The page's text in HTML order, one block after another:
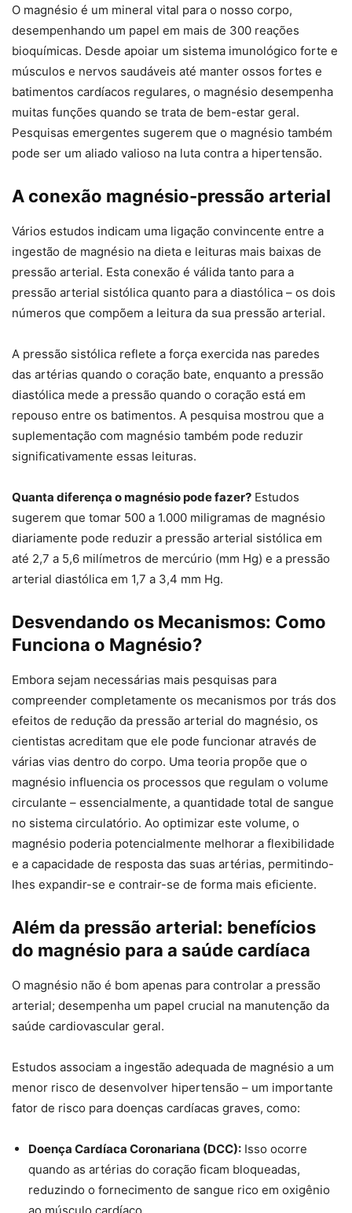
O magnésio é um mineral vital para o nosso corpo,
desempenhando um papel em mais de 300 reações
bioquímicas. Desde apoiar um sistema imunológico forte e
músculos e nervos saudáveis ​​até manter ossos fortes e
batimentos cardíacos regulares, o magnésio desempenha
muitas funções quando se trata de bem-estar geral.
Pesquisas emergentes sugerem que o magnésio também
pode ser um aliado valioso na luta contra a hipertensão.
A conexão magnésio-pressão arterial
Vários estudos indicam uma ligação convincente entre a
ingestão de magnésio na dieta e leituras mais baixas de
pressão arterial. Esta conexão é válida tanto para a
pressão arterial sistólica quanto para a diastólica – os dois
números que compõem a leitura da sua pressão arterial.
A pressão sistólica reflete a força exercida nas paredes
das artérias quando o coração bate, enquanto a pressão
diastólica mede a pressão quando o coração está em
repouso entre os batimentos. A pesquisa mostrou que a
suplementação com magnésio também pode reduzir
significativamente essas leituras.
Quanta diferença o magnésio pode fazer? Estudos
sugerem que tomar 500 a 1.000 miligramas de magnésio
diariamente pode reduzir a pressão arterial sistólica em
até 2,7 a 5,6 milímetros de mercúrio (mm Hg) e a pressão
arterial diastólica em 1,7 a 3,4 mm Hg.
Desvendando os Mecanismos: Como
Funciona o Magnésio?
Embora sejam necessárias mais pesquisas para
compreender completamente os mecanismos por trás dos
efeitos de redução da pressão arterial do magnésio, os
cientistas acreditam que ele pode funcionar através de
várias vias dentro do corpo. Uma teoria propõe que o
magnésio influencia os processos que regulam o volume
circulante – essencialmente, a quantidade total de sangue
no sistema circulatório. Ao optimizar este volume, o
magnésio poderia potencialmente melhorar a flexibilidade
e a capacidade de resposta das suas artérias, permitindo-
lhes expandir-se e contrair-se de forma mais eficiente.
Além da pressão arterial: benefícios
do magnésio para a saúde cardíaca
O magnésio não é bom apenas para controlar a pressão
arterial; desempenha um papel crucial na manutenção da
saúde cardiovascular geral.
Estudos associam a ingestão adequada de magnésio a um
menor risco de desenvolver hipertensão – um importante
fator de risco para doenças cardíacas graves, como:
Doença Cardíaca Coronariana (DCC): Isso ocorre
quando as artérias do coração ficam bloqueadas,
reduzindo o fornecimento de sangue rico em oxigênio
ao músculo cardíaco.